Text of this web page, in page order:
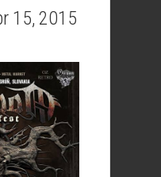
15, 2015